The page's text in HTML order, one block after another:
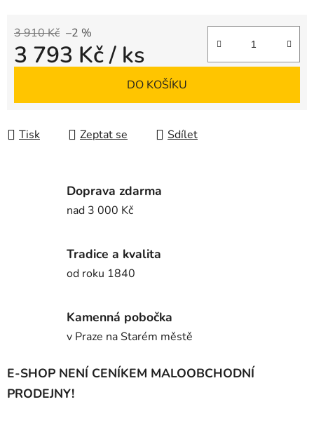
3 910 Kč –2 %
3 793 Kč/ ks
DO KOŠÍKU
Tisk Zeptat se Sdílet
Doprava zdarma
nad 3 000 Kč
Tradice a kvalita
od roku 1840
Kamenná pobočka
v Praze na Starém městě
E-SHOP NENÍ CENÍKEM MALOOBCHODNÍ
PRODEJNY!